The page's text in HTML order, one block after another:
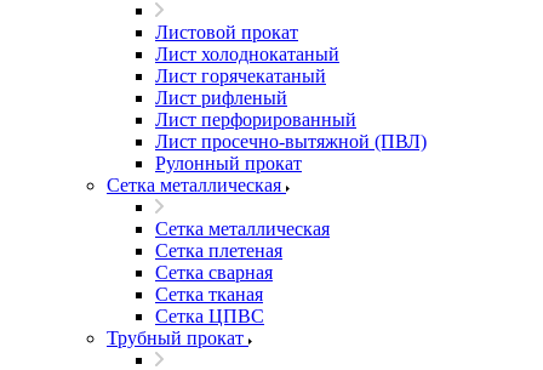
Листовой прокат
Лист холоднокатаный
Лист горячекатаный
Лист рифленый
Лист перфорированный
Лист просечно-вытяжной (ПВЛ)
Рулонный прокат
Сетка металлическая
Сетка металлическая
Сетка плетеная
Сетка сварная
Сетка тканая
Сетка ЦПВС
Трубный прокат